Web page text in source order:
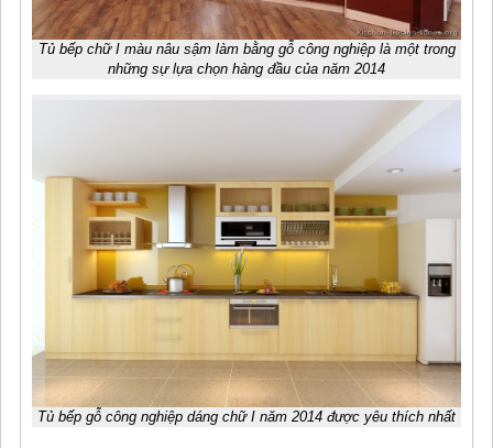
Tủ bếp chữ I màu nâu sậm làm bằng gỗ công nghiệp là một trong
những sự lựa chọn hàng đầu của năm 2014
Tủ bếp gỗ công nghiệp dáng chữ I năm 2014 được yêu thích nhất